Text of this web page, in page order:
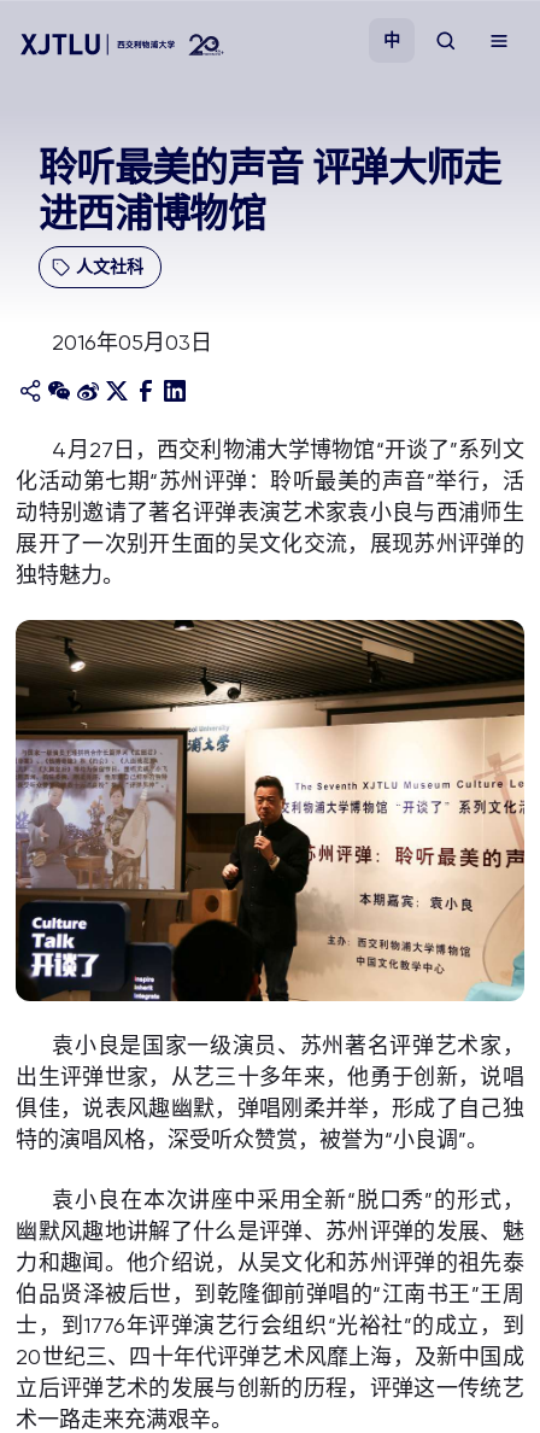
招生
科研
学院
关于我们
中
聆听最美的声音 评弹大师走
进西浦博物馆
人文社科
2016年05月03日
4月27日，西交利物浦大学博物馆“开谈了”系列文
化活动第七期“苏州评弹：聆听最美的声音”举行，活
动特别邀请了著名评弹表演艺术家袁小良与西浦师生
展开了一次别开生面的吴文化交流，展现苏州评弹的
独特魅力。
袁小良是国家一级演员、苏州著名评弹艺术家，
出生评弹世家，从艺三十多年来，他勇于创新，说唱
俱佳，说表风趣幽默，弹唱刚柔并举，形成了自己独
特的演唱风格，深受听众赞赏，被誉为“小良调”。
袁小良在本次讲座中采用全新“脱口秀”的形式，
幽默风趣地讲解了什么是评弹、苏州评弹的发展、魅
力和趣闻。他介绍说，从吴文化和苏州评弹的祖先泰
伯品贤泽被后世，到乾隆御前弹唱的“江南书王”王周
士，到1776年评弹演艺行会组织“光裕社”的成立，到
20世纪三、四十年代评弹艺术风靡上海，及新中国成
立后评弹艺术的发展与创新的历程，评弹这一传统艺
术一路走来充满艰辛。